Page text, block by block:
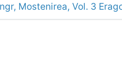
Mostenirea, Vol. 3